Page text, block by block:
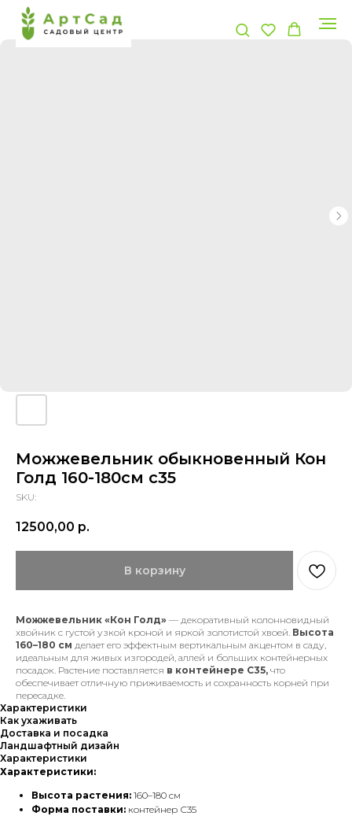
Можжевельник обыкновенный Кон
Голд 160-180см с35
SKU:
12500,00 р.
В корзину
Можжевельник «Кон Голд» — декоративный колонновидный
хвойник с густой узкой кроной и яркой золотистой хвоей. Высота
160–180 см делает его эффектным вертикальным акцентом в саду,
идеальным для живых изгородей, аллей и больших контейнерных
посадок. Растение поставляется в контейнере С35, что
обеспечивает отличную приживаемость и сохранность корней при
пересадке.
Характеристики
Как ухаживать
Доставка и посадка
Ландшафтный дизайн
Характеристики
Характеристики:
Высота растения: 160–180 см
Форма поставки: контейнер С35